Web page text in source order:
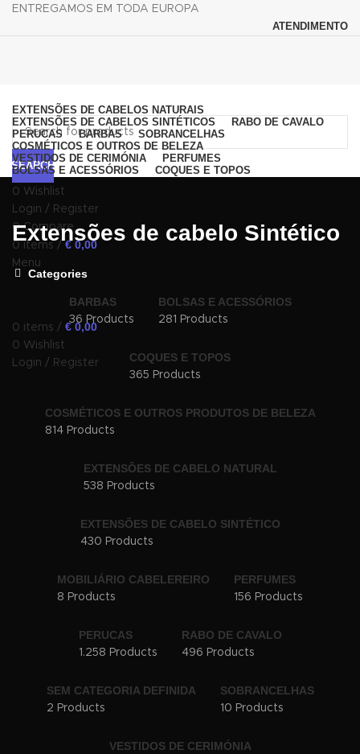
ENTREGAMOS EM TODA EUROPA
ATENDIMENTO
SEARCH
0 Wishlist
Login / Register
0 Compare
0 items / €0,00
Menu
0 items / €0,00
0 Wishlist
Login / Register
EXTENSÕES DE CABELOS NATURAIS
EXTENSÕES DE CABELOS SINTÉTICOS
RABO DE CAVALO
PERUCAS
BARBAS
SOBRANCELHAS
COSMÉTICOS E OUTROS DE BELEZA
VESTIDOS DE CERIMÓNIA
PERFUMES
BOLSAS E ACESSÓRIOS
COQUES E TOPOS
Extensões de cabelo Sintético
Categories
BARBAS
36 Products
BOLSAS E ACESSÓRIOS
281 Products
COQUES E TOPOS
365 Products
COSMÉTICOS E OUTROS PRODUTOS DE BELEZA
814 Products
EXTENSÕES DE CABELO NATURAL
538 Products
EXTENSÕES DE CABELO SINTÉTICO
430 Products
MOBILIÁRIO CABELEREIRO
8 Products
PERFUMES
156 Products
PERUCAS
1.258 Products
RABO DE CAVALO
496 Products
SEM CATEGORIA DEFINIDA
2 Products
SOBRANCELHAS
10 Products
VESTIDOS DE CERIMÓNIA